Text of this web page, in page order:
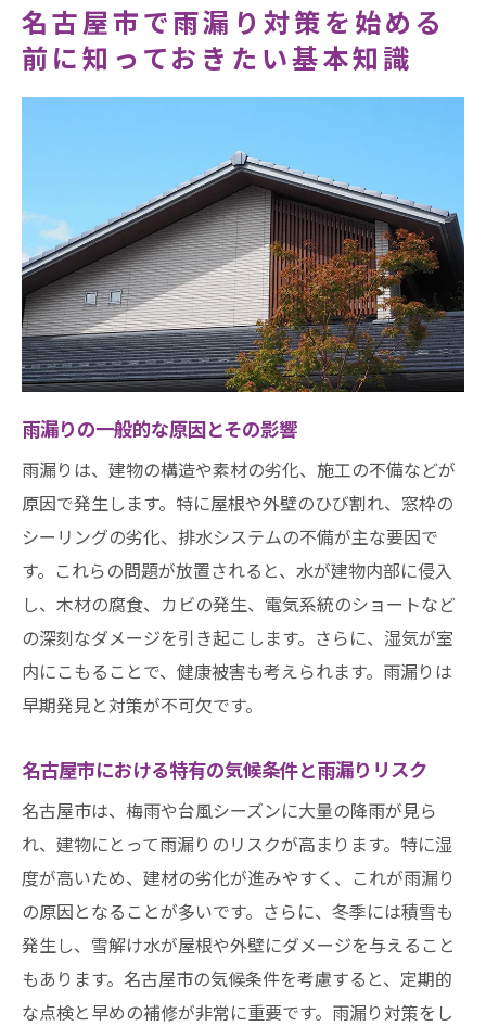
知識
雨漏り対策に必要な材料とその選び方
台風シーズン到来！名古屋市での雨漏りを未然
台風シーズンに備えるための住まいの点検
ポイント
防水シートと防水塗料の活用方法
雨樋の清掃と修理の重要性
屋根の点検と補修：効果的な手順
名古屋市の気候に適した防水材の選定
専門家が語る名古屋市での効果的な雨漏り対策
の実践法
プロの視点から見た雨漏りの早期発見方法
専門家による定期点検とそのメリット
防水工事の種類とその選び方
名古屋市の雨漏り対策における最新技術
専門業者に依頼する際のポイント
雨漏りの原因を知って名古屋市の家を守る具体
的なステップ
屋根材の劣化が引き起こす雨漏り
排水システムの不具合とその対策
建物の構造上の問題点をチェック
壁や窓枠からの水の侵入を防ぐ方法
名古屋市の気候に対応した建物の改修計画
名古屋市で雨漏り対策を始める
前に知っておきたい基本知識
雨漏りの一般的な原因とその影響
雨漏りは、建物の構造や素材の劣化、施工の不備などが
原因で発生します。特に屋根や外壁のひび割れ、窓枠の
シーリングの劣化、排水システムの不備が主な要因で
す。これらの問題が放置されると、水が建物内部に侵入
し、木材の腐食、カビの発生、電気系統のショートなど
の深刻なダメージを引き起こします。さらに、湿気が室
内にこもることで、健康被害も考えられます。雨漏りは
早期発見と対策が不可欠です。
名古屋市における特有の気候条件と雨漏りリスク
名古屋市は、梅雨や台風シーズンに大量の降雨が見ら
れ、建物にとって雨漏りのリスクが高まります。特に湿
度が高いため、建材の劣化が進みやすく、これが雨漏り
の原因となることが多いです。さらに、冬季には積雪も
発生し、雪解け水が屋根や外壁にダメージを与えること
もあります。名古屋市の気候条件を考慮すると、定期的
な点検と早めの補修が非常に重要です。雨漏り対策をし